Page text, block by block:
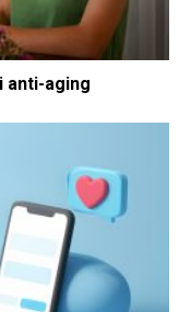
anti-aging